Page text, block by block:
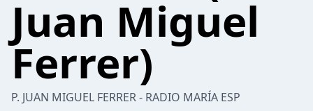
Juan Miguel
Ferrer)
P. JUAN MIGUEL FERRER - RADIO MARÍA ESP